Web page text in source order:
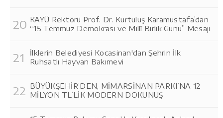
KAYÜ Rektörü Prof. Dr. Kurtuluş Karamustafa’dan
“15 Temmuz Demokrasi ve Millî Birlik Günü” Mesajı
İlklerin Belediyesi Kocasinan'dan Şehrin İlk
Ruhsatlı Hayvan Bakımevi
BÜYÜKŞEHİR’DEN, MİMARSİNAN PARKI’NA 12
MİLYON TL’LİK MODERN DOKUNUŞ